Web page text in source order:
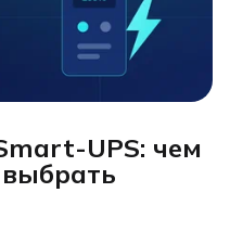
UPS: чем